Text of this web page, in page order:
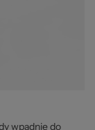
wpadnie do